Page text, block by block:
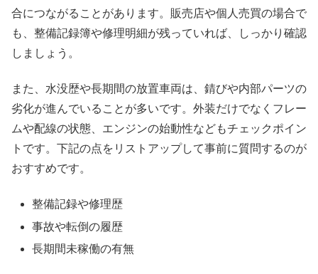
合につながることがあります。販売店や個人売買の場合で
も、整備記録簿や修理明細が残っていれば、しっかり確認
しましょう。
また、水没歴や長期間の放置車両は、錆びや内部パーツの
劣化が進んでいることが多いです。外装だけでなくフレー
ムや配線の状態、エンジンの始動性などもチェックポイン
トです。下記の点をリストアップして事前に質問するのが
おすすめです。
整備記録や修理歴
事故や転倒の履歴
長期間未稼働の有無